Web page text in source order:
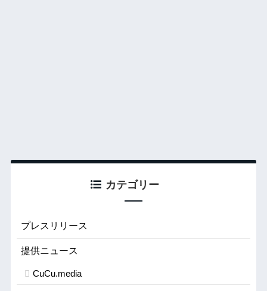
カテゴリー
プレスリリース
提供ニュース
CuCu.media